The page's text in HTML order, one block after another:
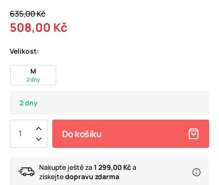
635,00 Kč
508,00 Kč
Velikost:
M
2 dny
2 dny
Do košíku
Nakupte ještě za 1 299,00 Kča
získejtedopravu zdarma